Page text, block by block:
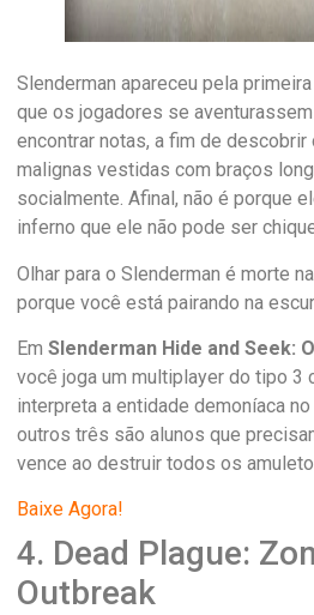
Slenderman apareceu pela
que os jogadores se
encontrar notas, a fim de
malignas vestidas com braços
socialmente. Afinal, não é porque
inferno que ele não pode ser
Olhar para o Slenderman é morte
porque você está pairando na
Em Slenderman Hide and Seek:
você joga um multiplayer do tipo 3
interpreta a entidade demoníaca
outros três são alunos que
vence ao destruir todos os
Baixe Agora!
4. Dead Plague:
Outbreak